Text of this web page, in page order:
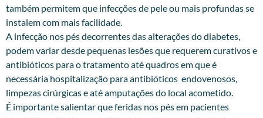
também permitem que infecções de pele ou mais profundas se
instalem com mais facilidade.
A infecção nos pés decorrentes das alterações do diabetes,
podem variar desde pequenas lesões que requerem curativos e
antibióticos para o tratamento até quadros em que é
necessária hospitalização para antibióticos endovenosos,
limpezas cirúrgicas e até amputações do local acometido.
É importante salientar que feridas nos pés em pacientes